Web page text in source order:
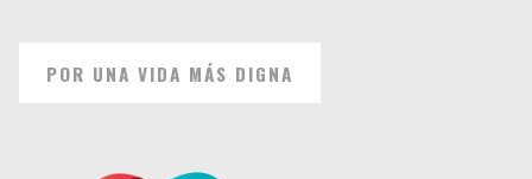
POR UNA VIDA MÁS DIGNA